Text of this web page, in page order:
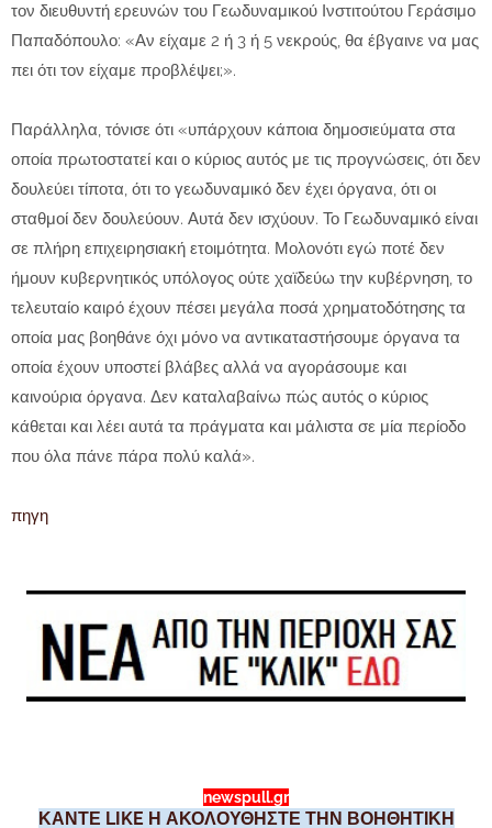
τον διευθυντή ερευνών του Γεωδυναμικού Ινστιτούτου Γεράσιμο
Παπαδόπουλο: «Αν είχαμε 2 ή 3 ή 5 νεκρούς, θα έβγαινε να μας
πει ότι τον είχαμε προβλέψει;».
Παράλληλα, τόνισε ότι «υπάρχουν κάποια δημοσιεύματα στα
οποία πρωτοστατεί και ο κύριος αυτός με τις προγνώσεις, ότι δεν
δουλεύει τίποτα, ότι το γεωδυναμικό δεν έχει όργανα, ότι οι
σταθμοί δεν δουλεύουν. Αυτά δεν ισχύουν. Το Γεωδυναμικό είναι
σε πλήρη επιχειρησιακή ετοιμότητα. Μολονότι εγώ ποτέ δεν
ήμουν κυβερνητικός υπόλογος ούτε χαϊδεύω την κυβέρνηση, το
τελευταίο καιρό έχουν πέσει μεγάλα ποσά χρηματοδότησης τα
οποία μας βοηθάνε όχι μόνο να αντικαταστήσουμε όργανα τα
οποία έχουν υποστεί βλάβες αλλά να αγοράσουμε και
καινούρια όργανα. Δεν καταλαβαίνω πώς αυτός ο κύριος
κάθεται και λέει αυτά τα πράγματα και μάλιστα σε μία περίοδο
που όλα πάνε πάρα πολύ καλά».
πηγη
newspull.gr
ΚΑΝΤΕ LIKE Η ΑΚΟΛΟΥΘΗΣΤΕ ΤΗΝ ΒΟΗΘΗΤΙΚΗ